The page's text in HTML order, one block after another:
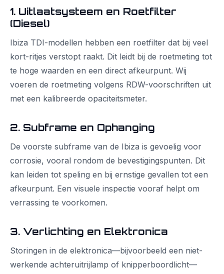
1. Uitlaatsysteem en Roetfilter
(Diesel)
Ibiza TDI-modellen hebben een roetfilter dat bij veel
kort-ritjes verstopt raakt. Dit leidt bij de roetmeting tot
te hoge waarden en een direct afkeurpunt. Wij
voeren de roetmeting volgens RDW-voorschriften uit
met een kalibreerde opaciteitsmeter.
2. Subframe en Ophanging
De voorste subframe van de Ibiza is gevoelig voor
corrosie, vooral rondom de bevestigingspunten. Dit
kan leiden tot speling en bij ernstige gevallen tot een
afkeurpunt. Een visuele inspectie vooraf helpt om
verrassing te voorkomen.
3. Verlichting en Elektronica
Storingen in de elektronica—bijvoorbeeld een niet-
werkende achteruitrijlamp of knipperboordlicht—